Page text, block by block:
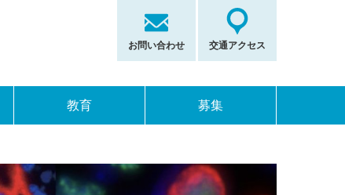
お問い合わせ 交通アクセス
教育 募集